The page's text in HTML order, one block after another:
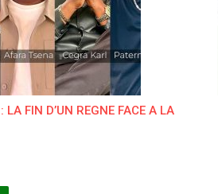
FIN D’UN REGNE FACE A LA